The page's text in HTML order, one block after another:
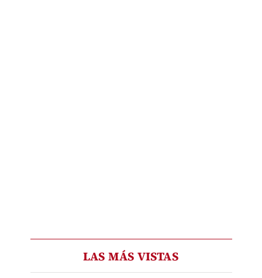
LAS MÁS VISTAS